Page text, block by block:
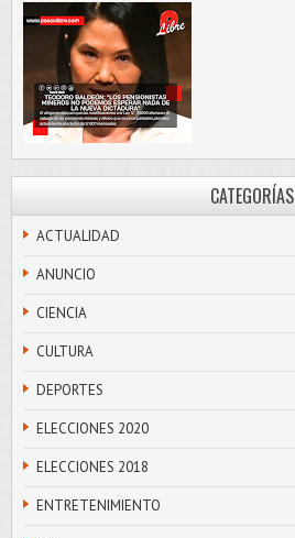
CATEGORÍAS
ACTUALIDAD
ANUNCIO
CIENCIA
CULTURA
DEPORTES
ELECCIONES 2020
ELECCIONES 2018
ENTRETENIMIENTO